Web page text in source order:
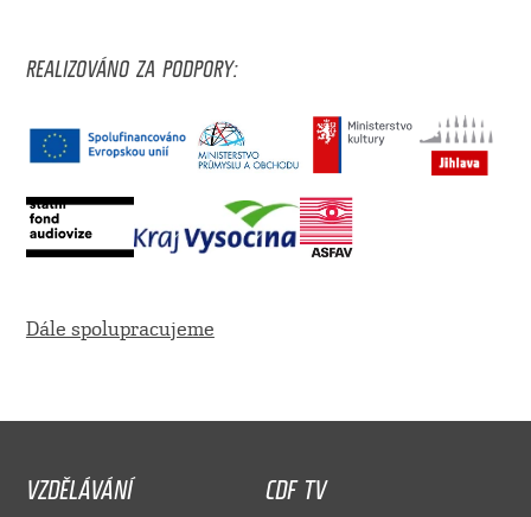
REALIZOVÁNO ZA PODPORY:
Dále spolupracujeme
VZDĚLÁVÁNÍ
CDF TV